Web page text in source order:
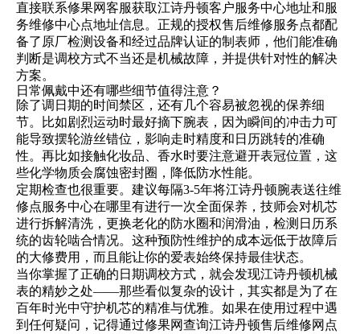
直接联系修果网客服获取江诗丹顿客户服务中心地址和服
务维修中心点地址信息。正规的授权售后维修服务点都配
备了原厂检测设备和经过品牌认证的制表师，他们能准确
判断是调校方式不当还是机械故障，并提供针对性的解决
方案。
日常佩戴中还有哪些细节值得注意？
除了调日期的时间禁区，还有几个容易被忽视的保养细
节。比如剧烈运动时最好摘下腕表，因为瞬间的冲击力可
能导致摆轮游丝错位，影响走时精度和日历跳转的准确
性。再比如接触化妆品、香水时要注意避开表冠位置，这
些化学物质会腐蚀密封圈，降低防水性能。
定期检查也很重要。建议每隔3-5年将江诗丹顿腕表送往维
修点服务中心在哪里有进行一次全面保养，技师会对机芯
进行拆解清洗，更换老化的防水圈和润滑油，检测日历系
统的齿轮啮合情况。这种预防性维护的成本远低于故障后
的大修费用，而且能让你的爱表始终保持最佳状态。
当你掌握了正确的日期调校方式，就会发现江诗丹顿机械
表的精妙之处——那些看似复杂的设计，其实都是为了在
百年时光中守护机芯的精准与优雅。如果在使用过程中遇
到任何疑问，记得通过修果网查询江诗丹顿售后维修网点